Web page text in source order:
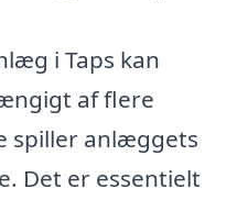
i Taps kan
af flere
spiller anlæggets
Det er essentielt